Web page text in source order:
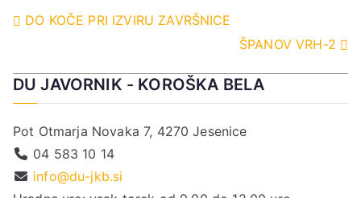
Navigacija
DO KOČE PRI IZVIRU ZAVRŠNICE
ŠPANOV VRH-2
DU JAVORNIK - KOROŠKA BELA
Pot Otmarja Novaka 7, 4270 Jesenice
04 583 10 14
info@du-jkb.si